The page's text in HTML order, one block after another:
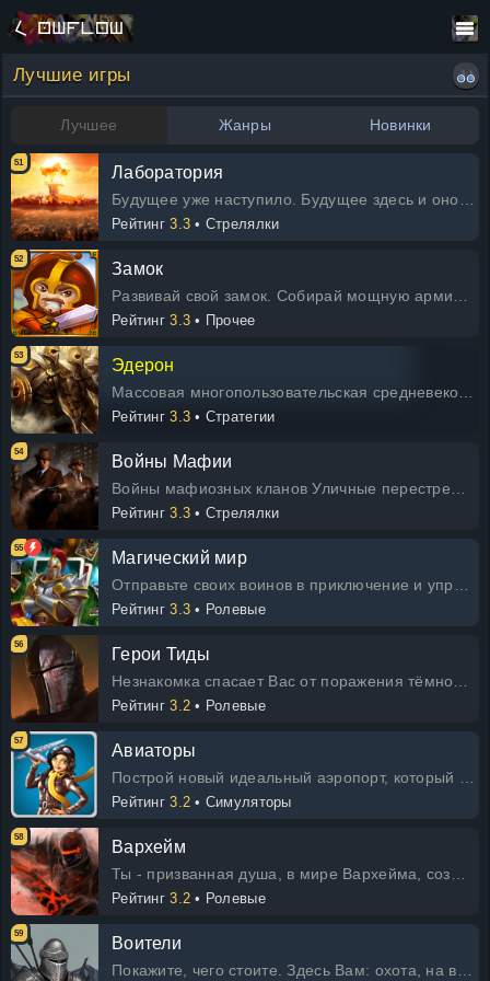
Лучшие игры
Лучшее Жанры Новинки
51 Лаборатория
Рейтинг3.3 • Стрелялки
52 Замок
Рейтинг3.3 • Прочее
53 Эдерон
Рейтинг3.3 • Стратегии
54 Войны Мафии
Рейтинг3.3 • Стрелялки
55 Магический мир
Рейтинг3.3 • Ролевые
56 Герои Тиды
Рейтинг3.2 • Ролевые
57 Авиаторы
Рейтинг3.2 • Симуляторы
58 Вархейм
Рейтинг3.2 • Ролевые
59 Воители